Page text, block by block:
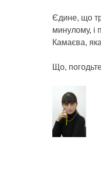
Єдине, що
минулому, і
Камаєва,
Що,